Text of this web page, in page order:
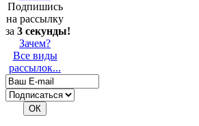
Подпишись
на рассылку
за 3 секунды!
Зачем?
Все виды
рассылок...